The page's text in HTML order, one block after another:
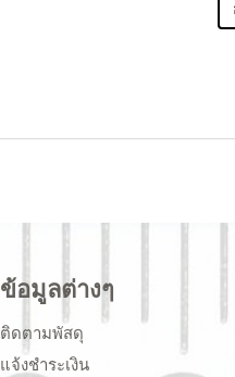
ข้อมูลต่างๆ
ติดตามพัสดุ
แจ้งชำระเงิน